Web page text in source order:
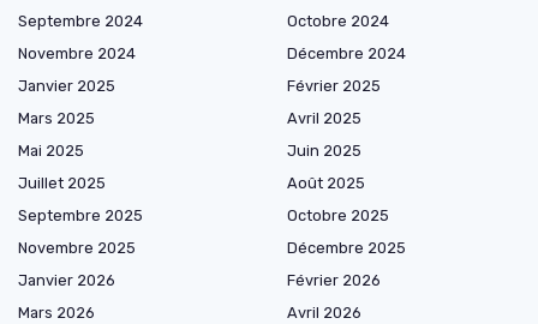
Septembre 2024
Octobre 2024
Novembre 2024
Décembre 2024
Janvier 2025
Février 2025
Mars 2025
Avril 2025
Mai 2025
Juin 2025
Juillet 2025
Août 2025
Septembre 2025
Octobre 2025
Novembre 2025
Décembre 2025
Janvier 2026
Février 2026
Mars 2026
Avril 2026